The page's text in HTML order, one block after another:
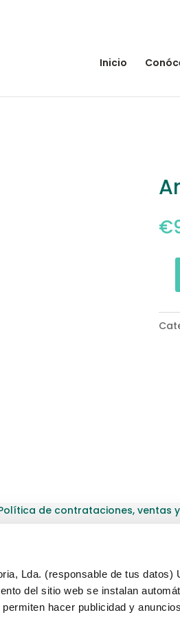
Lda. (responsable de tus
del sitio web se instalan
hacer publicidad y
Inicio
€
MW
de contrataciones, ventas